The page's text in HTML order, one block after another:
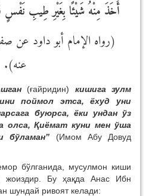
أَخَذَ مِنْهُ شَيْئًا بِغَيْرِ طِيبِ نَفْسٍ
(رواه الإمام أبو داود عن
عنه).
(ғайридин) кишига зулм
поймол этса, ёхуд уни
буюрса, ёки ундан ўз
олса, Қиёмат куни мен ўша
бўламан” (Имом Абу Довуд
бўлганида, мусулмон киши
жоиздир. Бу ҳақда Анас Ибн
шундай ривоят келади: